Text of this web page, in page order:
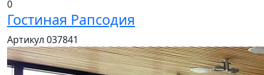
0
Гостиная Рапсодия
Артикул 037841